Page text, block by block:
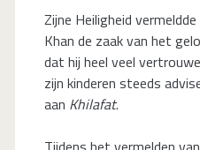
Zijne Heiligheid
Khan de zaak van het
dat hij heel veel
zijn kinderen steeds
aan Khilafat.